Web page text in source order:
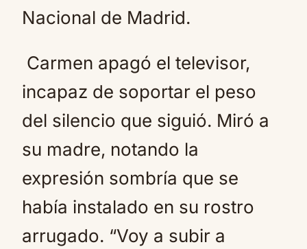
Nacional de Madrid.
Carmen apagó el televisor,
incapaz de soportar el peso
del silencio que siguió. Miró a
su madre, notando la
expresión sombría que se
había instalado en su rostro
arrugado. “Voy a subir a